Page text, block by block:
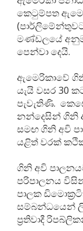
කෙටුම්පත
මණ්ඩලයේ
පෙන්වා දෙයි.
ඇමෙරිකාවේ
යැයි වසර 30
පැවැතිණි.
නන්දෙසින් ගිනි
සමඟ ගිනි අවි
යළිත් වරක්
ගිනි අවි
පරිපාලනය
පාලක
සම්බන්ධයෙන්
ප්‍රතිවාදී